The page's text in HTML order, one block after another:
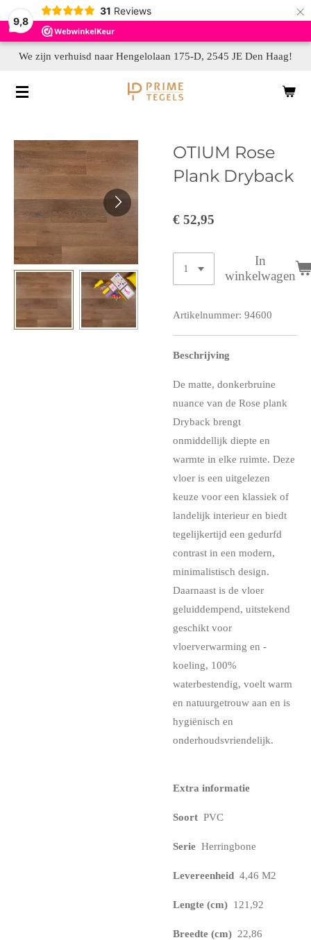
9,8
31 Reviews ×
We zijn verhuisd naar Hengelolaan 175-D, 2545 JE Den Haag!
OTIUM Rose
Plank Dryback
€ 52,95
In
winkelwagen
Artikelnummer: 94600
Beschrijving
De matte, donkerbruine
nuance van de Rose plank
Dryback brengt
onmiddellijk diepte en
warmte in elke ruimte. Deze
vloer is een uitgelezen
keuze voor een klassiek of
landelijk interieur en biedt
tegelijkertijd een gedurfd
contrast in een modern,
minimalistisch design.
Daarnaast is de vloer
geluiddempend, uitstekend
geschikt voor
vloerverwarming en -
koeling, 100%
waterbestendig, voelt warm
en natuurgetrouw aan en is
hygiënisch en
onderhoudsvriendelijk.
Extra informatie
Soort PVC
Serie Herringbone
Levereenheid 4,46 M2
Lengte (cm) 121,92
Breedte (cm) 22,86